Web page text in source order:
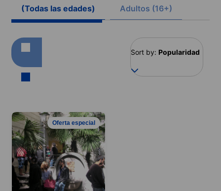
(Todas las edades) Adultos (16+)
Sort by: Popularidad
Oferta especial